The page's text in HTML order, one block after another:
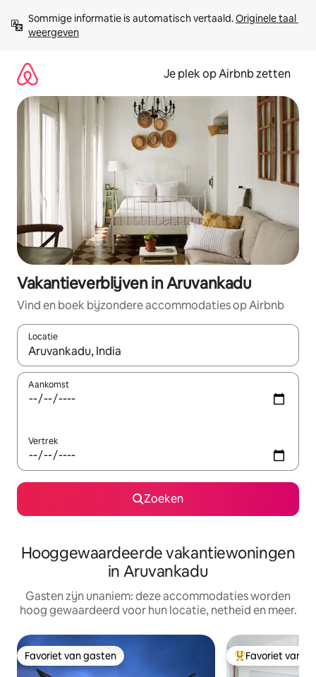
direct
naar
Sommige informatie is automatisch vertaald. Originele taal
weergeven
Je plek op Airbnb zetten
Vakantieverblijven in Aruvankadu
Vind en boek bijzondere accommodaties op Airbnb
Locatie
Wanneer er resultaten beschikbaar zijn, maak je een keuze
Aankomst
Vertrek
Zoeken
Hooggewaardeerde vakantiewoningen
in Aruvankadu
Gasten zijn unaniem: deze accommodaties worden
hoog gewaardeerd voor hun locatie, netheid en meer.
Favoriet van gasten
Favoriet van gasten Topfavoriet van
Favoriet van